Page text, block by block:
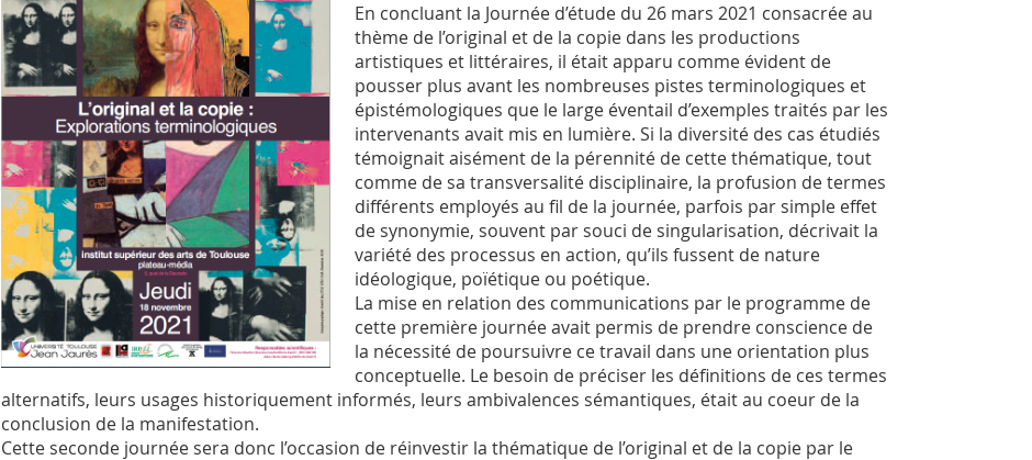
En concluant la Journée d’étude du 26 mars 2021 consacrée au
thème de l’original et de la copie dans les productions
artistiques et littéraires, il était apparu comme évident de
pousser plus avant les nombreuses pistes terminologiques et
épistémologiques que le large éventail d’exemples traités par les
intervenants avait mis en lumière. Si la diversité des cas étudiés
témoignait aisément de la pérennité de cette thématique, tout
comme de sa transversalité disciplinaire, la profusion de termes
différents employés au fil de la journée, parfois par simple effet
de synonymie, souvent par souci de singularisation, décrivait la
variété des processus en action, qu’ils fussent de nature
idéologique, poïétique ou poétique.
La mise en relation des communications par le programme de
cette première journée avait permis de prendre conscience de
la nécessité de poursuivre ce travail dans une orientation plus
conceptuelle. Le besoin de préciser les définitions de ces termes
alternatifs, leurs usages historiquement informés, leurs ambivalences sémantiques, était au coeur de la
conclusion de la manifestation.
Cette seconde journée sera donc l’occasion de réinvestir la thématique de l’original et de la copie par le